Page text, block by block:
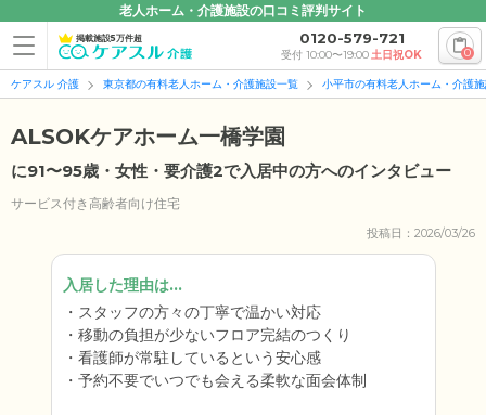
老人ホーム・介護施設の口コミ評判サイト
掲載施設5万件超 0120-579-721
受付 10:00〜19:00土日祝OK 0
ケアスル 介護 東京都の有料老人ホーム・介護施設一覧 小平市の有料老人ホーム・介護
ALSOKケアホーム一橋学園
に91〜95歳・女性・要介護2で入居中の方へのインタビュー
サービス付き高齢者向け住宅
投稿日：2026/03/26
入居した理由は...
スタッフの方々の丁寧で温かい対応
移動の負担が少ないフロア完結のつくり
看護師が常駐しているという安心感
予約不要でいつでも会える柔軟な面会体制